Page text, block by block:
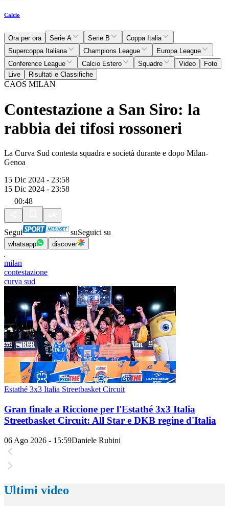
Calcio
Ora per ora Serie A Serie B
Coppa Italia
Supercoppa Italiana
Champions League
Europa League
Conference League
Calcio Estero Squadre Video
Foto
Live
Risultati e Classifiche
CAOS MILAN
Contestazione a San Siro: la
rabbia dei tifosi rossoneri
La Curva Sud contesta squadra e società durante e dopo Milan-
Genoa
15 Dic 2024 - 23:58
15 Dic 2024 - 23:58
00:48
Segui suSeguici su
whatsapp discover
milan
contestazione
curva sud
Estathé 3x3 Italia Streetbasket Circuit
Gran finale a Riccione per l'Estathé 3x3 Italia
Streetbasket Circuit: All Star e DKB regine d'Italia
06 Ago 2026 - 15:59Daniele Rubini
Ultimi video